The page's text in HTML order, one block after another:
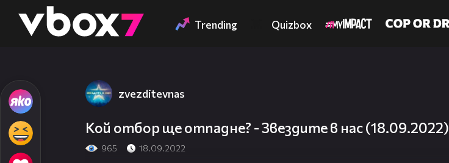
👾 Trending Quizbox
zvezditevnas
Кой отбор ще отпадне? - Звездите в нас (18.09.2022)
965 18.09.2022